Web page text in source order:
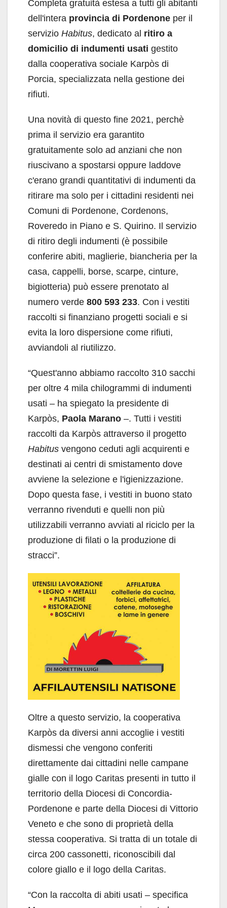
Completa gratuità estesa a tutti gli abitanti
dell'intera provincia di Pordenone per il
servizio Habitus, dedicato al ritiro a
domicilio di indumenti usati gestito
dalla cooperativa sociale Karpòs di
Porcia, specializzata nella gestione dei
rifiuti.
Una novità di questo fine 2021, perchè
prima il servizio era garantito
gratuitamente solo ad anziani che non
riuscivano a spostarsi oppure laddove
c'erano grandi quantitativi di indumenti da
ritirare ma solo per i cittadini residenti nei
Comuni di Pordenone, Cordenons,
Roveredo in Piano e S. Quirino. Il servizio
di ritiro degli indumenti (è possibile
conferire abiti, maglierie, biancheria per la
casa, cappelli, borse, scarpe, cinture,
bigiotteria) può essere prenotato al
numero verde 800 593 233. Con i vestiti
raccolti si finanziano progetti sociali e si
evita la loro dispersione come rifiuti,
avviandoli al riutilizzo.
“Quest'anno abbiamo raccolto 310 sacchi
per oltre 4 mila chilogrammi di indumenti
usati – ha spiegato la presidente di
Karpòs, Paola Marano –. Tutti i vestiti
raccolti da Karpòs attraverso il progetto
Habitus vengono ceduti agli acquirenti e
destinati ai centri di smistamento dove
avviene la selezione e l'igienizzazione.
Dopo questa fase, i vestiti in buono stato
verranno rivenduti e quelli non più
utilizzabili verranno avviati al riciclo per la
produzione di filati o la produzione di
stracci”.
Oltre a questo servizio, la cooperativa
Karpòs da diversi anni accoglie i vestiti
dismessi che vengono conferiti
direttamente dai cittadini nelle campane
gialle con il logo Caritas presenti in tutto il
territorio della Diocesi di Concordia-
Pordenone e parte della Diocesi di Vittorio
Veneto e che sono di proprietà della
stessa cooperativa. Si tratta di un totale di
circa 200 cassonetti, riconoscibili dal
colore giallo e il logo della Caritas.
“Con la raccolta di abiti usati – specifica